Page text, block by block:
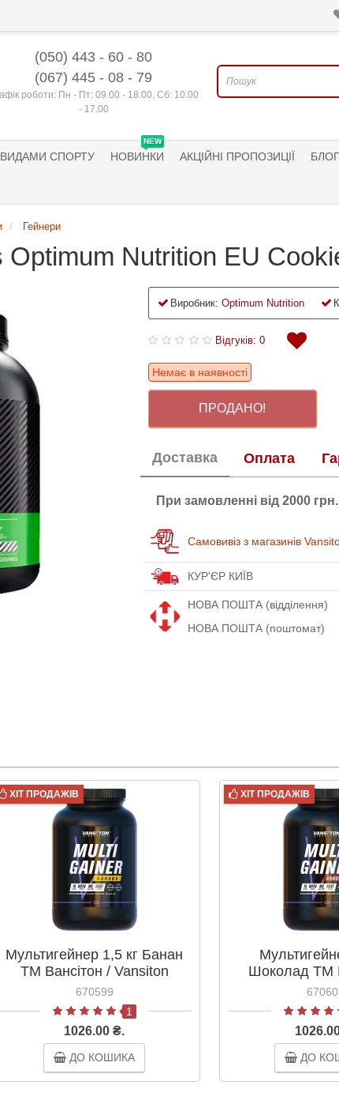
(050) 443 - 60 - 80
(067) 445 - 08 - 79
роботи: Пн - Пт: 09.00 - 18.00, Сб: 10.00
- 17.00
СПОРТУ
NEW
НОВИНКИ АКЦІЙНІ ПРОПОЗИЦІЇ БЛОГ
Гейнери
Nutrition EU
Виробник: Optimum Nutrition
Відгуків: 0
Немає в наявності
ПРОДАНО!
Доставка Оплата
При замовленні від 2000
Самовивіз з магазинів
КУР'ЄР КИЇВ
НОВА ПОШТА (відділення)
НОВА ПОШТА (поштомат)
ХІТ ПРОДАЖІВ
Мультигейнер 1,5 кг Банан
ТМ Вансітон / Vansiton
670599
1
1026.00 ₴.
ДО КОШИКА
ХІТ ПРОДАЖІВ
Шоколад ТМ
ДО